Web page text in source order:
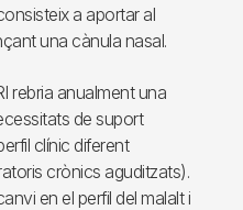
a aportar al
una cànula nasal.
rebria anualment una
de suport
clínic diferent
crònics aguditzats).
en el perfil del malalt i